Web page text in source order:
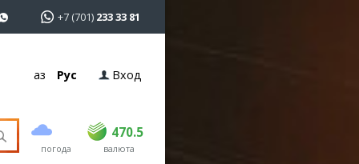
+7 (701) 233 33 81
Қаз Рус Вход
погода
470.5
USD 468.5 470.5
EUR валюта